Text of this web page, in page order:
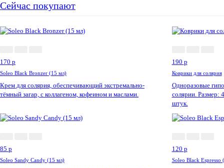
Сейчас покупают
170 p
Soleo Black Bronzer (15 мл)
Крем для солярия, обеспечивающий экстремально-
тёмный загар, с коллагеном, кофеином и маслами.
190 p
Коврики для солярия
Одноразовые
солярии. Размер:
штук.
85 p
Soleo Sandy Candy (15 мл)
120 p
Soleo Black Espresso